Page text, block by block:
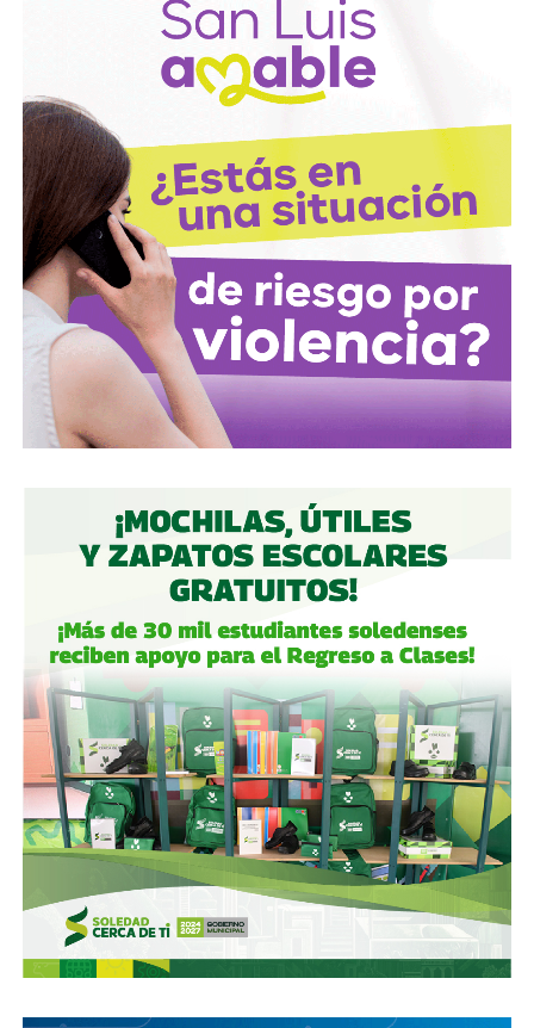
David Martínez es apodado coloquialmente como “
Fantasma de Wall Street
”, y ha adquirido un poder
inmenso en Latinoamérica, especialmente en Argentina,
donde ha servido como negociador para la deuda nacional
y en 2017, fue considerado por Forbes como el hombre
más rico de dicho país. El regiomontano tiene un historial
documentado de tomar control de empresas en
dificultades financieras a partir de deuda: lo hizo con la
textilera CYDSA en los años 90, con la vidriera Vitro entre
2009 y 2012, y con las ya mencionadas Empresas ICA
desde 2016.
Algo similar realizó en 2020 conGrupo Aeroportuario
del Centro Norte(OMA), el operador de, entre otros, el
Fintech compró primero acciones especiales que
garantizaban el control de la aeroportuaria y luego
concretó una oferta pública con la que en julio de 2021,
alcanzó el 30.1% de participación económica, suficiente
para mantener el control hasta que lo vendieron a la
francesa Vinci Airports en 2022 (El Economista, dic. 2020
y jul. 2021; Folleto Informativo Definitivo, Bolsa Mexicana
de Valores, may. 2021).
Si bien todos estos empresarios se han aliado en otras
ocasiones (en 2017 ganaron la licitación para construir
el ahora cancelado Aeropuerto de Texcoco),cuando
se otorgó la concesión para la administración de El
Realito, ni Slim ni Martínez ni los copresidentes de
Televisa tenían sus actuales injerencias en Aquos, por
lo que se podría decir que ésta fue heredada, y acabó
dejando el control de la presa en las manos de cuatro de